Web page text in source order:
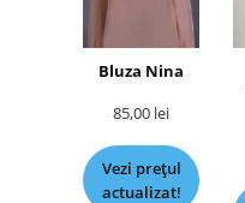
Bluza Nina
85,00 lei
Vezi prețul
actualizat!